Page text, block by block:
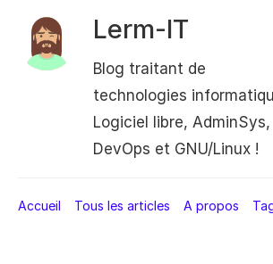
Lerm-IT
Blog traitant de
technologies
Logiciel libre, AdminSys,
DevOps et GNU/Linux !
Accueil Tous les articles A propos